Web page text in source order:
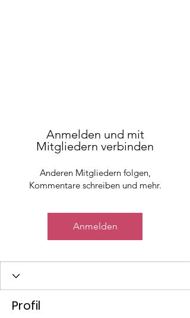
Anmelden und mit
Mitgliedern verbinden
Anderen Mitgliedern folgen,
Kommentare schreiben und mehr.
Anmelden
Profil